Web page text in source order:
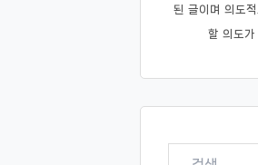
된 글이며 의도
할 의도가
검